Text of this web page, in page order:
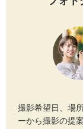
撮影希望日、場
ーから撮影の提